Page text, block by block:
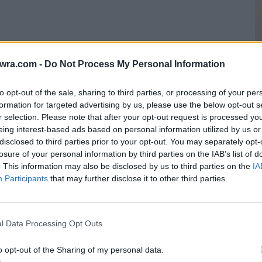
- Do Not Process My Personal Information
opt-out of the sale, sharing to third parties, or processing of your
for targeted advertising by us, please use the below opt-out
selection. Please note that after your opt-out request is processed
interest-based ads based on personal information utilized by us
to third parties prior to your opt-out. You may separately
of your personal information by third parties on the IAB’s list of
This information may also be disclosed by us to third parties on the
Participants that may further disclose it to other third parties.
Data Processing Opt Outs
opt-out of the Sharing of my personal data.
να φύγει με την οικογένειά του
στο Ανόβερο της Γερμανίας, που θεωρείται
κόσμο, έπειτα από μόλις 10 ημέρες
της δημοσιότητας τα προηγούμενα 24ωρα,